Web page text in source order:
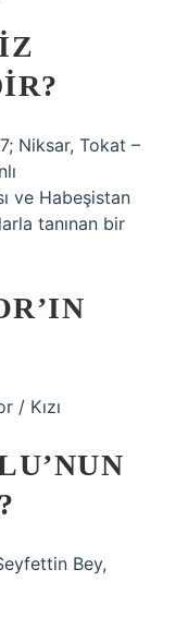
Niksar, Tokat –
ve Habeşistan
tanınan bir
/ Kızı
Bey,